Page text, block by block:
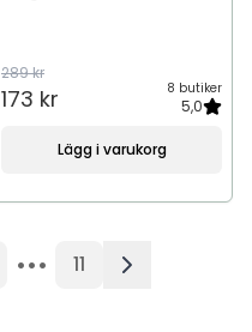
289 kr
173 kr 8 butiker
5,0
Lägg i varukorg
••• 11